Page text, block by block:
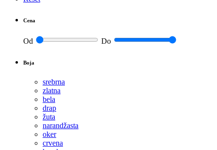
Cena
Od Do
Boja
srebrna
zlatna
bela
drap
žuta
narandžasta
oker
crvena